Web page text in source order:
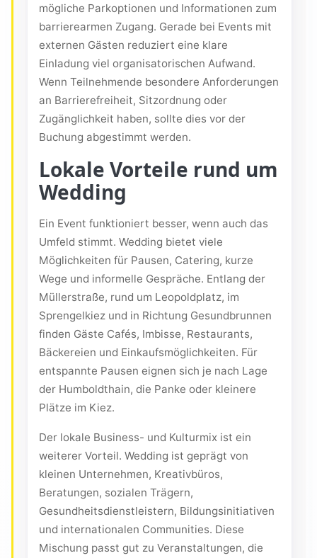
mögliche Parkoptionen und Informationen zum
barrierearmen Zugang. Gerade bei Events mit
externen Gästen reduziert eine klare
Einladung viel organisatorischen Aufwand.
Wenn Teilnehmende besondere Anforderungen
an Barrierefreiheit, Sitzordnung oder
Zugänglichkeit haben, sollte dies vor der
Buchung abgestimmt werden.
Lokale Vorteile rund um
Wedding
Ein Event funktioniert besser, wenn auch das
Umfeld stimmt. Wedding bietet viele
Möglichkeiten für Pausen, Catering, kurze
Wege und informelle Gespräche. Entlang der
Müllerstraße, rund um Leopoldplatz, im
Sprengelkiez und in Richtung Gesundbrunnen
finden Gäste Cafés, Imbisse, Restaurants,
Bäckereien und Einkaufsmöglichkeiten. Für
entspannte Pausen eignen sich je nach Lage
der Humboldthain, die Panke oder kleinere
Plätze im Kiez.
Der lokale Business- und Kulturmix ist ein
weiterer Vorteil. Wedding ist geprägt von
kleinen Unternehmen, Kreativbüros,
Beratungen, sozialen Trägern,
Gesundheitsdienstleistern, Bildungsinitiativen
und internationalen Communities. Diese
Mischung passt gut zu Veranstaltungen, die